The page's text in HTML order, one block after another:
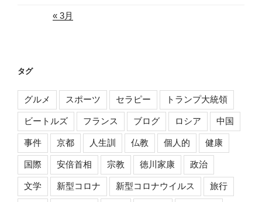
« 3月
タグ
グルメ スポーツ セラピー トランプ大統領
ビートルズ フランス ブログ ロシア 中国
事件 京都 人生訓 仏教 個人的 健康
国際 安倍首相 宗教 徳川家康 政治
文学 新型コロナ 新型コロナウイルス 旅行